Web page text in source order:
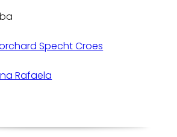
Specht Croes
Rafaela